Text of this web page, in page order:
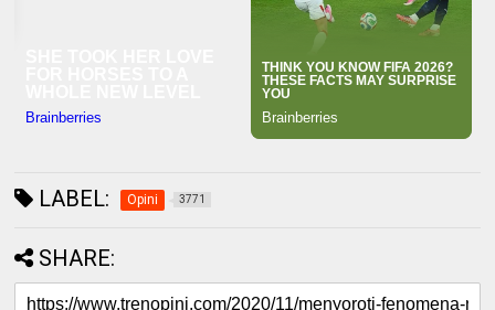
LABEL: Opini 3771
SHARE: